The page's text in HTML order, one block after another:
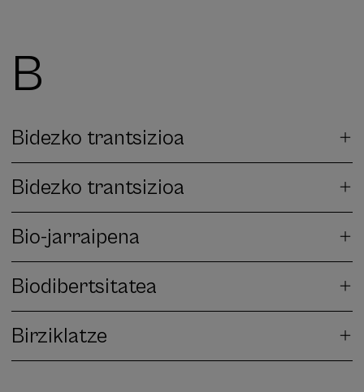
B
Bidezko trantsizioa
Bidezko trantsizioa
Bio-jarraipena
Biodibertsitatea
Birziklatze